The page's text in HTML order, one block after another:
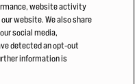
website activity
website. We also share
social media,
detected an opt-out
information is